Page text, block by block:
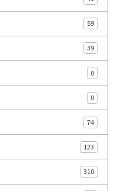
59
39
0
0
74
123
310